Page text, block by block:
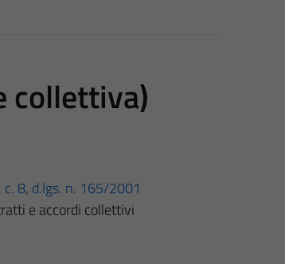
collettiva)
8, d.lgs. n. 165/2001
e accordi collettivi